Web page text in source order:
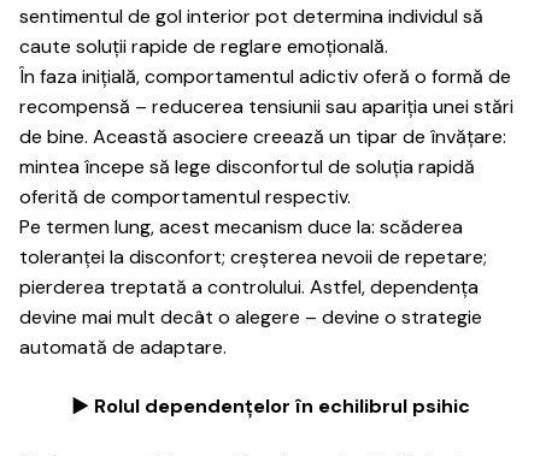
sentimentul de gol interior pot determina individul să
caute soluții rapide de reglare emoțională.
În faza inițială, comportamentul adictiv oferă o formă de
recompensă – reducerea tensiunii sau apariția unei stări
de bine. Această asociere creează un tipar de învățare:
mintea începe să lege disconfortul de soluția rapidă
oferită de comportamentul respectiv.
Pe termen lung, acest mecanism duce la: scăderea
toleranței la disconfort; creșterea nevoii de repetare;
pierderea treptată a controlului. Astfel, dependența
devine mai mult decât o alegere – devine o strategie
automată de adaptare.
► Rolul dependențelor în echilibrul psihic